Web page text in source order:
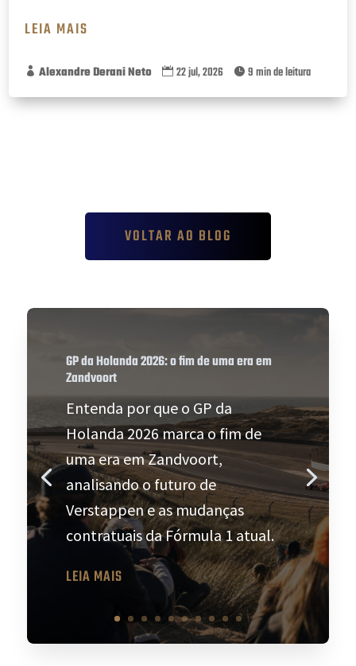
LEIA MAIS
 Alexandre Derani Neto  22 jul, 2026  9 min de leitura
VOLTAR AO BLOG
GP da Holanda 2026: o fim de uma era em
Zandvoort
Entenda por que o GP da
Holanda 2026 marca o fim de
uma era em Zandvoort,
analisando o futuro de
Verstappen e as mudanças
contratuais da Fórmula 1 atual.
LEIA MAIS